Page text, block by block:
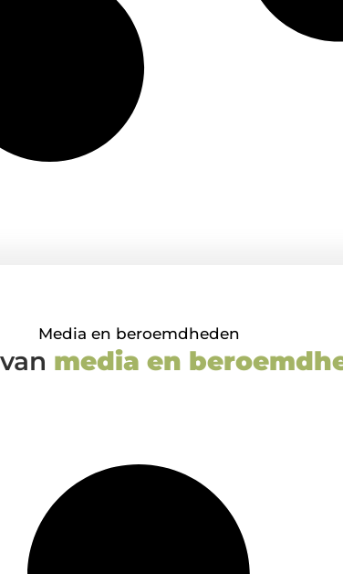
Media en beroemdheden
media en